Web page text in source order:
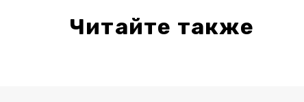
Читайте также